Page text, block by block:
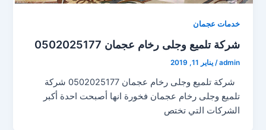
خدمات عجمان
شركة تلميع وجلى رخام عجمان 0502025177
admin
/يناير 11, 2019
شركة تلميع وجلى رخام عجمان 0502025177 شركة
تلميع وجلى رخام عجمان فخورة انها أصبحت احدة أكبر
الشركات التي تختص